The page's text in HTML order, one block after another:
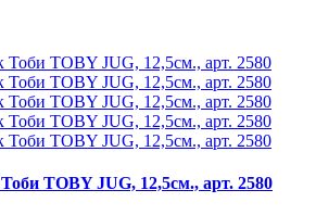
TOBY JUG, 12,5см., арт. 2580